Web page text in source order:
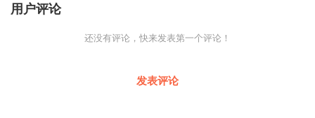
用户评论
还没有评论，快来发表第一个评论！
发表评论